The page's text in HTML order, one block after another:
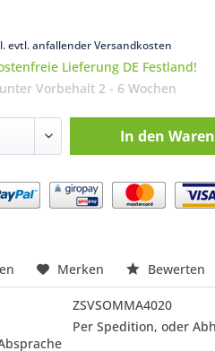
evtl. anfallender Versandkosten
Lieferung DE Festland!
Vorbehalt 2 - 6 Wochen
In den
Merken Bewerten
ZSVSOMMA4020
Per Spedition, oder